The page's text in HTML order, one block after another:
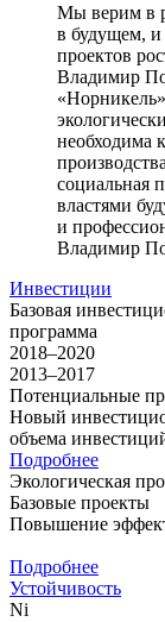
Мы верим в
в будущем,
проектов
Владимир
необходима
социальная
властями
и
Владимир
Инвестиции
Базовая
программа
2018–2020
2013–2017
Потенциальные
Новый
объема
Подробнее
Экологическая
Базовые проекты
Повышение
Подробнее
Устойчивость
Ni